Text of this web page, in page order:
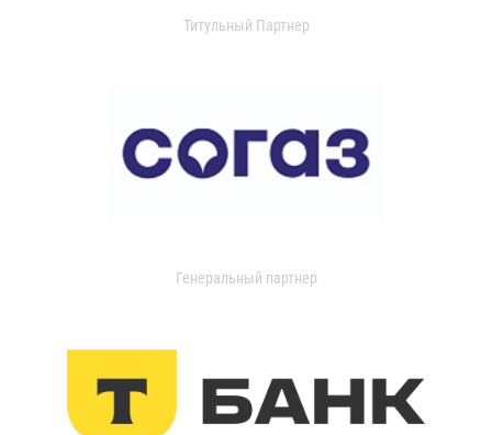
Титульный Партнер
Генеральный партнер